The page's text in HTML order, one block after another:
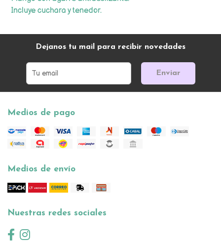
Incluye cuchara y tenedor.
Dejanos tu mail para recibir novedades
Enviar
Medios de pago
Medios de envío
Nuestras redes sociales